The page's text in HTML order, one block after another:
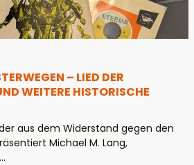
– LIED DER
WEITERE HISTORISCHE
aus dem Widerstand gegen den
Michael M. Lang,